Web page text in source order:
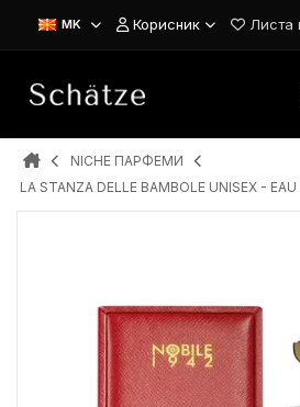
MK Корисник Листа
NICHE ПАРФЕМИ
LA STANZA DELLE BAMBOLE UNISEX - EAU